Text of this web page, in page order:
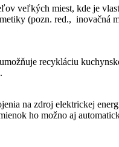
veľkých miest, kde je
(pozn. red., inovačná
recykláciu
na zdroj elektrickej
ho možno aj